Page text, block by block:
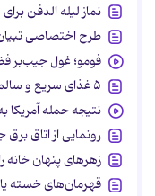
نماز لیله الدفن
طرح اختصاصی
فومو؛ غول جیب‌بر
۵ غذای سریع و سالم برای طبیعت‌گردی
نتیجه حمله آمریکا
رونمایی از اتاق برق
زهرهای پنهان خانه
قهرمان‌های خسته